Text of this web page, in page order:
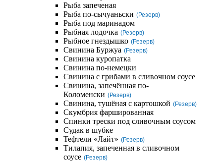
Рыба запеченая
Рыба по-сычуаньски (Резерв)
Рыба под маринадом
Рыбная лодочка (Резерв)
Рыбное гнездышко (Резерв)
Свинина Буржуа (Резерв)
Свинина куропатка
Свинина по-немецки
Свинина с грибами в сливочном соусе
Свинина, запечённая по-
Коломенски (Резерв)
Свинина, тушёная с картошкой (Резерв)
Скумбрия фаршированная
Спинки трески под сливочным соусом
Судак в шубке
Тефтели «Лайт» (Резерв)
Тилапия, запеченная в сливочном
соусе (Резерв)